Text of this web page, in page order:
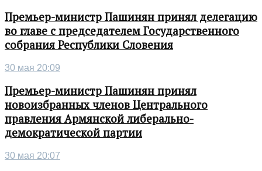
Премьер-министр Пашинян принял делегацию
во главе с председателем Государственного
собрания Республики Словения
30 мая 20:09
Премьер-министр Пашинян принял
новоизбранных членов Центрального
правления Армянской либерально-
демократической партии
30 мая 20:07